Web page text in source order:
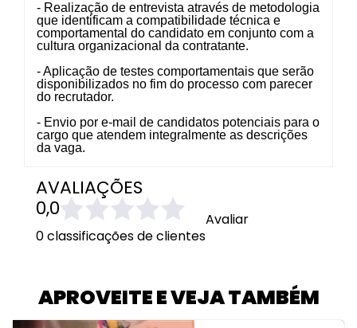
- Realização de entrevista através de metodologia
que identificam a compatibilidade técnica e
comportamental do candidato em conjunto com a
cultura organizacional da contratante.
- Aplicação de testes comportamentais que serão
disponibilizados no fim do processo com parecer
do recrutador.
- Envio por e-mail de candidatos potenciais para o
cargo que atendem integralmente as descrições
da vaga.
AVALIAÇÕES
0,0
0 classificações de clientes
Avaliar
APROVEITE E VEJA TAMBÉM